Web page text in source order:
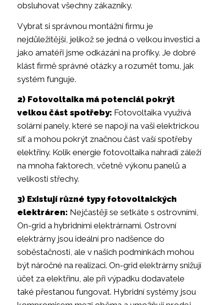
obsluhovat všechny zákazníky.
Vybrat si správnou montážní firmu je
nejdůležitější, jelikož se jedná o velkou investici a
jako amatéři jsme odkázáni na profíky. Je dobré
klást firmě správné otázky a rozumět tomu, jak
systém funguje.
2) Fotovoltaika má potenciál pokrýt
velkou část spotřeby: Fotovoltaika využívá
solární panely, které se napojí na vaši elektrickou
síť a mohou pokrýt značnou část vaší spotřeby
elektřiny. Kolik energie fotovoltaika nahradí záleží
na mnoha faktorech, včetně výkonu panelů a
velikosti střechy.
3) Existují různé typy fotovoltaických
elektráren: Nejčastěji se setkáte s ostrovními,
On-grid a hybridními elektrárnami. Ostrovní
elektrárny jsou ideální pro nadšence do
soběstačnosti, ale v našich podmínkách mohou
být náročné na realizaci. On-grid elektrárny snižují
účet za elektřinu, ale při výpadku dodavatele
také přestanou fungovat. Hybridní systémy jsou